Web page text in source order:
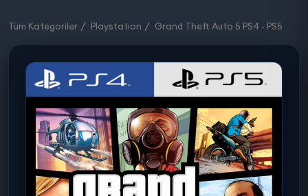
Tüm Kategoriler Playstation Grand Theft Auto 5 PS4 - PS5